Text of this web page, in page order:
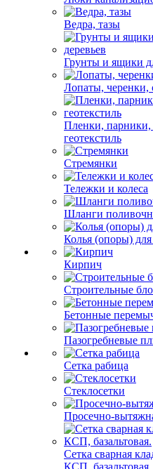
Ведра, тазы
Грунты и ящики
Лопаты, черенки,
Пленки, парники,
геотекстиль
Стремянки
Тележки и колеса
Шланги
Колья (опоры) для
Кирпич
Строительные
Бетонные
Пазогребневые
Сетка рабица
Стеклосетки
Просечно-
Сетка сварная
КСП, базальтовая.